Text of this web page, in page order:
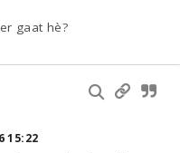
gaat hè?
15:22